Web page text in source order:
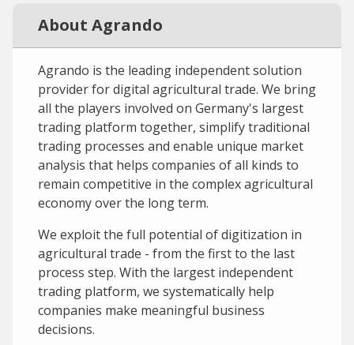
About Agrando
Agrando is the leading independent solution
provider for digital agricultural trade. We bring
all the players involved on Germany's largest
trading platform together, simplify traditional
trading processes and enable unique market
analysis that helps companies of all kinds to
remain competitive in the complex agricultural
economy over the long term.
We exploit the full potential of digitization in
agricultural trade - from the first to the last
process step. With the largest independent
trading platform, we systematically help
companies make meaningful business
decisions.